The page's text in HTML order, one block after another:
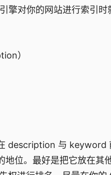
擎对你的网站进行索引时
）
description 与 keyword
地位。最好是把它放在其